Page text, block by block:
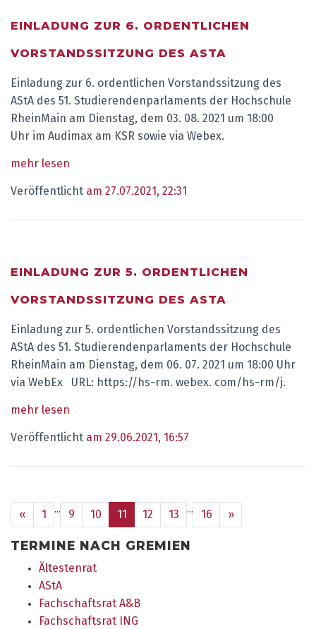
EINLADUNG ZUR 6. ORDENTLICHEN
VORSTANDSSITZUNG DES ASTA
Einladung zur 6. ordentlichen Vorstandssitzung des
AStA des 51. Studierendenparlaments der Hochschule
RheinMain am Dienstag, dem 03. 08. 2021 um 18:00
Uhr im Audimax am KSR sowie via Webex.
mehr lesen
Veröffentlicht am 27.07.2021, 22:31
EINLADUNG ZUR 5. ORDENTLICHEN
VORSTANDSSITZUNG DES ASTA
Einladung zur 5. ordentlichen Vorstandssitzung des
AStA des 51. Studierendenparlaments der Hochschule
RheinMain am Dienstag, dem 06. 07. 2021 um 18:00 Uhr
via WebEx URL: https://hs-rm. webex. com/hs-rm/j.
mehr lesen
Veröffentlicht am 29.06.2021, 16:57
«zurück
1 ... 9 10 11 12 13 ... 16 »vor
TERMINE NACH GREMIEN
Ältestenrat
AStA
Fachschaftsrat A&B
Fachschaftsrat ING